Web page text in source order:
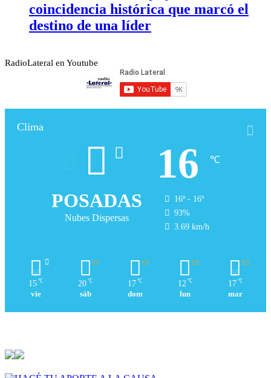
coincidencia histórica que marcó el
destino de una líder
RadioLateral en Youtube
Clima
POSADAS
Nubes Dispersas
16 ℃
16º - 16º
93%
3.69 km/h
15 ℃
vie
20 ℃
sáb
17 ℃
dom
12 ℃
lun
17 ℃
mar